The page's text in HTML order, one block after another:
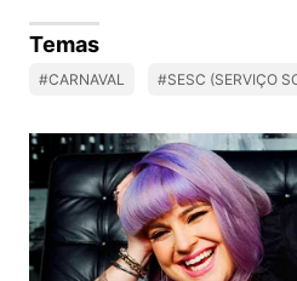
Temas
#CARNAVAL #SESC (SERVIÇO